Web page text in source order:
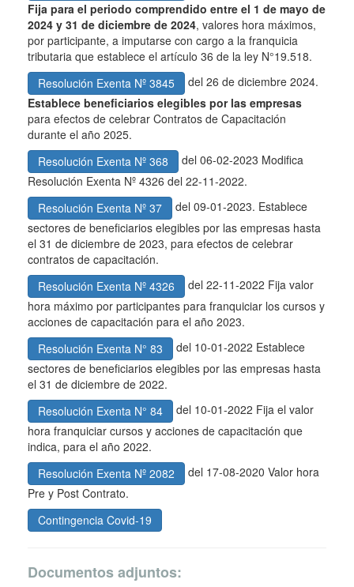
Fija para el periodo comprendido entre el 1 de mayo de
2024 y 31 de diciembre de 2024, valores hora máximos,
por participante, a imputarse con cargo a la franquicia
tributaria que establece el artículo 36 de la ley N°19.518.
Resolución Exenta Nº 3845
del 26 de diciembre 2024.
Establece beneficiarios elegibles por las empresas
para efectos de celebrar Contratos de Capacitación
durante el año 2025.
Resolución Exenta Nº 368
del 06-02-2023 Modifica
Resolución Exenta Nº 4326 del 22-11-2022.
Resolución Exenta Nº 37
del 09-01-2023. Establece
sectores de beneficiarios elegibles por las empresas hasta
el 31 de diciembre de 2023, para efectos de celebrar
contratos de capacitación.
Resolución Exenta Nº 4326
del 22-11-2022 Fija valor
hora máximo por participantes para franquiciar los cursos y
acciones de capacitación para el año 2023.
Resolución Exenta N° 83
del 10-01-2022 Establece
sectores de beneficiarios elegibles por las empresas hasta
el 31 de diciembre de 2022.
Resolución Exenta N° 84
del 10-01-2022 Fija el valor
hora franquiciar cursos y acciones de capacitación que
indica, para el año 2022.
Resolución Exenta Nº 2082
del 17-08-2020 Valor hora
Pre y Post Contrato.
Contingencia Covid-19
Documentos adjuntos: